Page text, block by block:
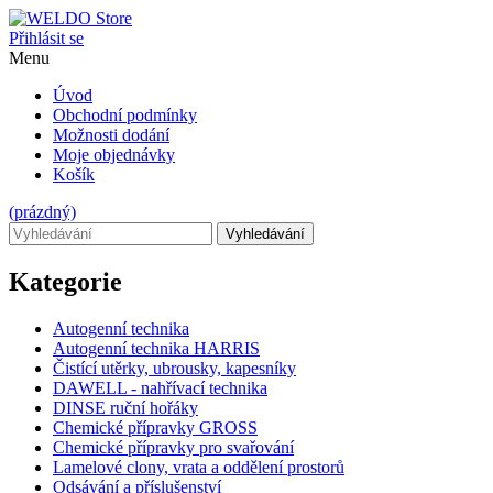
Přihlásit se
Menu
Úvod
Obchodní podmínky
Možnosti dodání
Moje objednávky
Košík
(prázdný)
Vyhledávání
Kategorie
Autogenní technika
Autogenní technika HARRIS
Čistící utěrky, ubrousky, kapesníky
DAWELL - nahřívací technika
DINSE ruční hořáky
Chemické přípravky GROSS
Chemické přípravky pro svařování
Lamelové clony, vrata a oddělení prostorů
Odsávání a příslušenství